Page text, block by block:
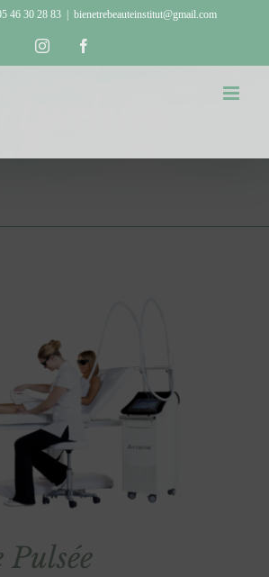
46 30 28 83 bienetrebeauteinstitut@gmail.com
Instagram